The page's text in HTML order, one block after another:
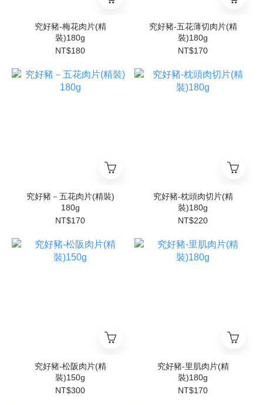
究好豬-梅花肉片(精
裝)180g
NT$180
究好豬-五花薄切肉片(精
裝)180g
NT$170
究好豬－五花肉片(精裝)
180g
NT$170
究好豬-枕頭肉切片(精
裝)180g
NT$220
究好豬-松阪肉片(精
裝)150g
NT$300
究好豬-里肌肉片(精
裝)180g
NT$170